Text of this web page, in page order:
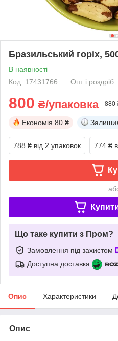
Бразильський горіх,
В наявності
Код: 17431766
Опт і роздріб
800 ₴/упаковка 880
Економія 80 ₴
788 ₴ від 2 упаковок 774 ₴
Що таке купити з Пром?
Замовлення під захистом
Доступна доставка
Опис Характеристики
Опис